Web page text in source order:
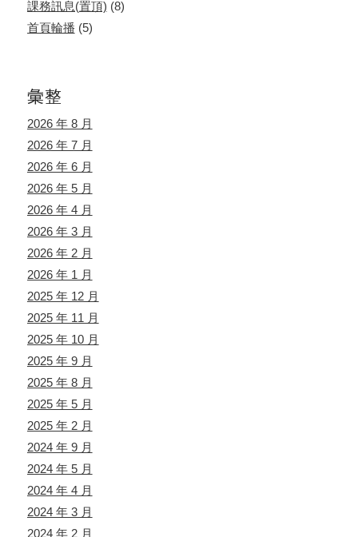
課務訊息(置頂) (8)
首頁輪播 (5)
彙整
2026 年 8 月
2026 年 7 月
2026 年 6 月
2026 年 5 月
2026 年 4 月
2026 年 3 月
2026 年 2 月
2026 年 1 月
2025 年 12 月
2025 年 11 月
2025 年 10 月
2025 年 9 月
2025 年 8 月
2025 年 5 月
2025 年 2 月
2024 年 9 月
2024 年 5 月
2024 年 4 月
2024 年 3 月
2024 年 2 月